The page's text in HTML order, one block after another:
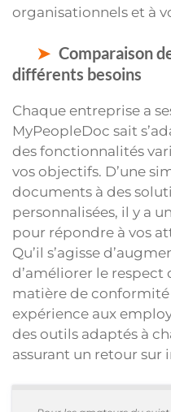
organisationnels et à
Comparaison
différents besoins
Chaque entreprise a
MyPeopleDoc sait
des fonctionnalités
vos objectifs. D’une
documents à des
personnalisées, il y a
pour répondre à vos
Qu’il s’agisse
d’améliorer le
matière de
expérience aux
des outils adaptés à
assurant un retour sur